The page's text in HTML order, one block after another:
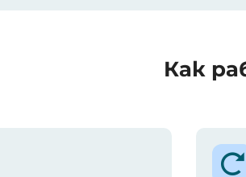
Как